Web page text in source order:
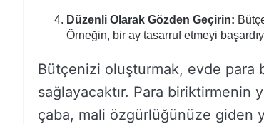
Düzenli Olarak Gözden Geçirin:
Örneğin, bir ay tasarruf etmeyi
Bütçenizi oluşturmak, evde para
sağlayacaktır. Para biriktirmenin
çaba, mali özgürlüğünüze giden